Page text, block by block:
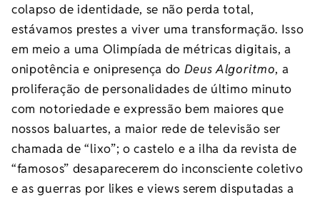
colapso de identidade, se não perda total,
estávamos prestes a viver uma transformação. Isso
em meio a uma Olimpíada de métricas digitais, a
onipotência e onipresença do Deus Algoritmo, a
proliferação de personalidades de último minuto
com notoriedade e expressão bem maiores que
nossos baluartes, a maior rede de televisão ser
chamada de “lixo”; o castelo e a ilha da revista de
“famosos” desaparecerem do inconsciente coletivo
e as guerras por likes e views serem disputadas a